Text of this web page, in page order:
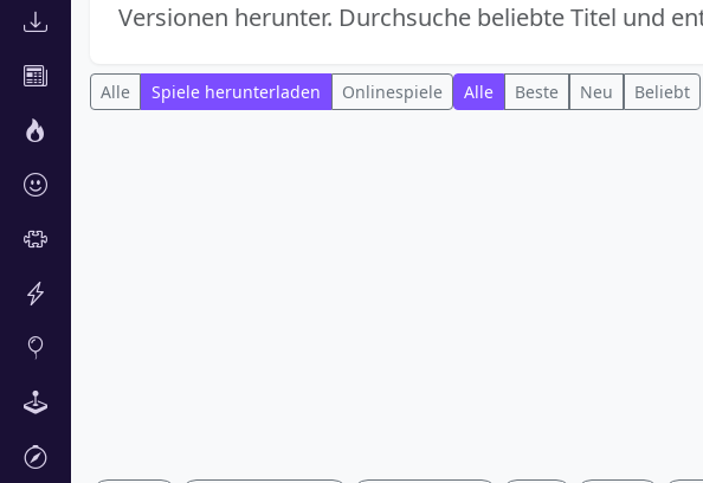
Versionen herunter. Durchsuche beliebte Titel und
Alle Spiele herunterladen Onlinespiele Alle Beste Neu Beliebt